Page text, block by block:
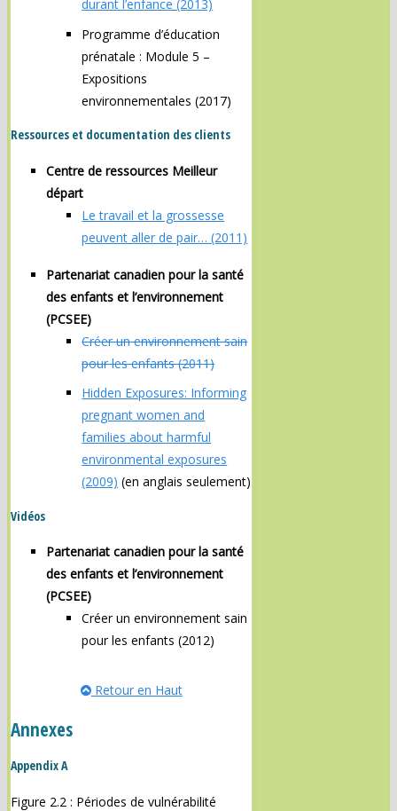
durant l’enfance (2013)
Programme d’éducation
prénatale : Module 5 –
Expositions
environnementales (2017)
Ressources et documentation des clients
Centre de ressources Meilleur
départ
Le travail et la grossesse
peuvent aller de pair… (2011)
Partenariat canadien pour la santé
des enfants et l’environnement
(PCSEE)
Créer un environnement sain
pour les enfants (2011)
Hidden Exposures: Informing
pregnant women and
families about harmful
environmental exposures
(2009) (en anglais seulement)
Vidéos
Partenariat canadien pour la santé
des enfants et l’environnement
(PCSEE)
Créer un environnement sain
pour les enfants (2012)
Retour en Haut
Annexes
Appendix A
Figure 2.2 : Périodes de vulnérabilité